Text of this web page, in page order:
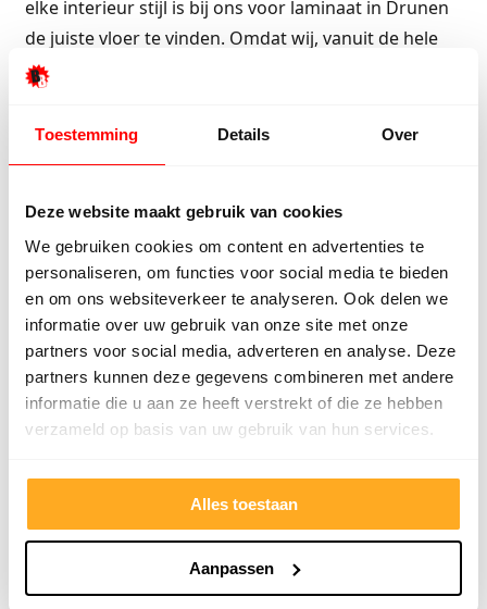
Toestemming Details Over
Deze website maakt gebruik van cookies
We gebruiken cookies om content en advertenties te
personaliseren, om functies voor social media te bieden
en om ons websiteverkeer te analyseren. Ook delen we
informatie over uw gebruik van onze site met onze
partners voor social media, adverteren en analyse. Deze
partners kunnen deze gegevens combineren met andere
informatie die u aan ze heeft verstrekt of die ze hebben
verzameld op basis van uw gebruik van hun services.
Alles toestaan
Aanpassen
elke interieur stijl is bij ons voor laminaat in Drunen
de juiste vloer te vinden. Omdat wij, vanuit de hele
wereld, door eigen inkopers laminaat importeren,
huis. BeBo Parket heeft het ruimste aanbod van
Europa. Ook de rand artikelen die bij een laminaat in
verschillende soorten onder vloeren of plinten.
Bekijk onze website voor een eerste indruk van ons
bedrijf.
De bezorg- en legservice voor
laminaat in Drunen
Ook de bezorg- en legservice voor laminaat in
elke werkdag 27 trailers die op weg zijn naar klanten
in heel Nederland tot onze beschikking. Wie de
aankoop niet direct mee wil of kan nemen, kan een
afspraak maken voor een bezorgdatum op het